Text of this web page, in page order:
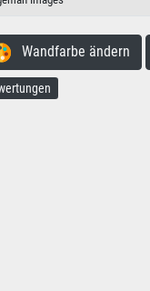
Wandfarbe ändern